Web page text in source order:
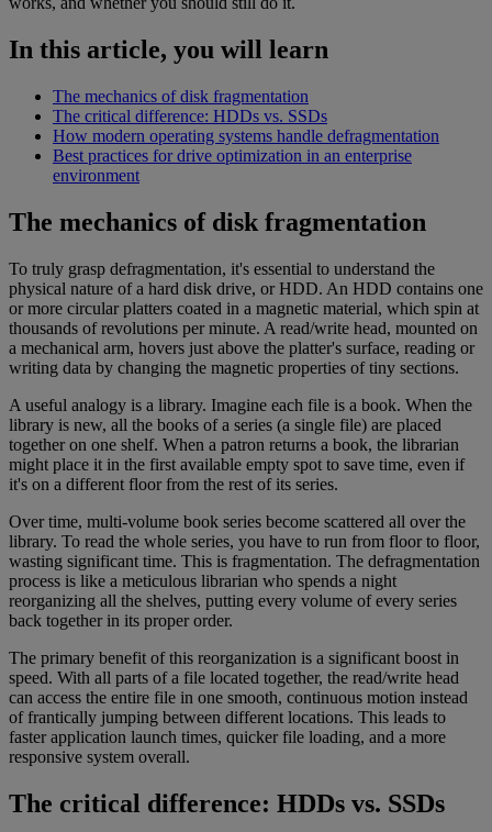
In this article, you will learn
The mechanics of disk fragmentation
The critical difference: HDDs vs. SSDs
How modern operating systems handle defragmentation
Best practices for drive optimization in an enterprise
environment
The mechanics of disk fragmentation
To truly grasp defragmentation, it's essential to understand the
physical nature of a hard disk drive, or HDD. An HDD contains one
or more circular platters coated in a magnetic material, which spin at
thousands of revolutions per minute. A read/write head, mounted on
a mechanical arm, hovers just above the platter's surface, reading or
writing data by changing the magnetic properties of tiny sections.
A useful analogy is a library. Imagine each file is a book. When the
library is new, all the books of a series (a single file) are placed
together on one shelf. When a patron returns a book, the librarian
might place it in the first available empty spot to save time, even if
it's on a different floor from the rest of its series.
Over time, multi-volume book series become scattered all over the
library. To read the whole series, you have to run from floor to floor,
wasting significant time. This is fragmentation. The defragmentation
process is like a meticulous librarian who spends a night
reorganizing all the shelves, putting every volume of every series
back together in its proper order.
The primary benefit of this reorganization is a significant boost in
speed. With all parts of a file located together, the read/write head
can access the entire file in one smooth, continuous motion instead
of frantically jumping between different locations. This leads to
faster application launch times, quicker file loading, and a more
responsive system overall.
The critical difference: HDDs vs. SSDs